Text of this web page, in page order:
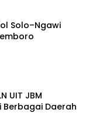
Solo–Ngawi
UIT JBM
Berbagai Daerah